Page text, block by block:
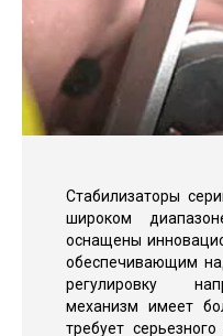
Стабилизаторы
широком
оснащены
обеспечивающим
регулировку
механизм имеет
требует